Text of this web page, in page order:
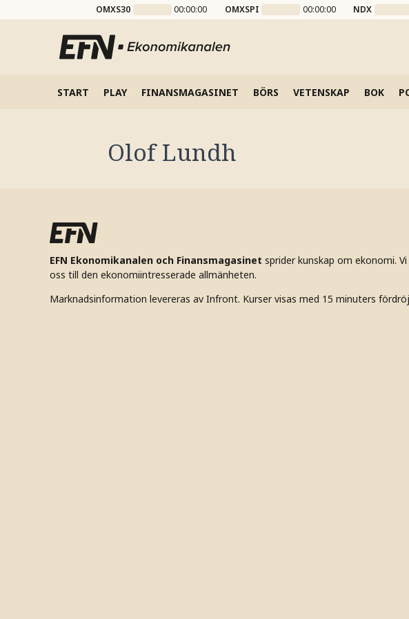
OMXS30 00:00:00 OMXSPI 00:00:00 NDX
START PLAY FINANSMAGASINET BÖRS VETENSKAP BOK
Olof Lundh
EFN Ekonomikanalen och Finansmagasinet sprider kunskap om ekonomi.
oss till den ekonomiintresserade allmänheten.
Marknadsinformation levereras av Infront. Kurser visas med 15 minuters